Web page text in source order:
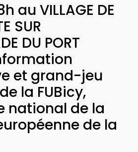
au VILLAGE DE
SUR
DU PORT
et grand-jeu
la FUBicy,
national de la
de la